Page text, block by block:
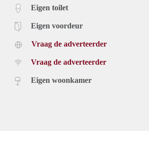
Eigen toilet
Eigen voordeur
Vraag de adverteerder
Vraag de adverteerder
Eigen woonkamer